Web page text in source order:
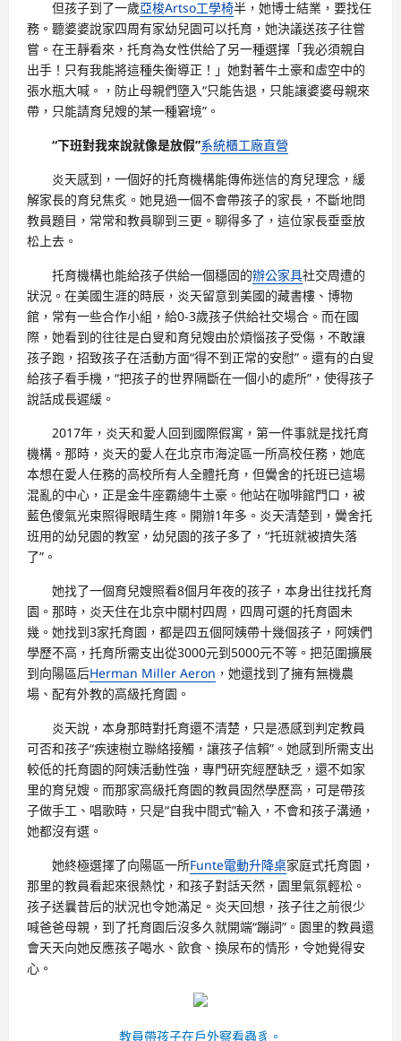
但孩子到了一歲亞梭Artso工學椅半，她博士結業，要找任
務。聽婆婆說家四周有家幼兒園可以托育，她決議送孩子往嘗
嘗。在王靜看來，托育為女性供給了另一種選擇「我必須親自
出手！只有我能將這種失衡導正！」她對著牛土豪和虛空中的
張水瓶大喊。，防止母親們墮入“只能告退，只能讓婆婆母親來
帶，只能請育兒嫂的某一種窘境”。
“下班對我來說就像是放假”系統櫃工廠直營
炎天感到，一個好的托育機構能傳佈迷信的育兒理念，緩
解家長的育兒焦炙。她見過一個不會帶孩子的家長，不斷地問
教員題目，常常和教員聊到三更。聊得多了，這位家長垂垂放
松上去。
托育機構也能給孩子供給一個穩固的辦公家具社交周遭的
狀況。在美國生涯的時辰，炎天留意到美國的藏書樓、博物
館，常有一些合作小組，給0-3歲孩子供給社交場合。而在國
際，她看到的往往是白叟和育兒嫂由於煩惱孩子受傷，不敢讓
孩子跑，招致孩子在活動方面“得不到正常的安慰”。還有的白叟
給孩子看手機，“把孩子的世界隔斷在一個小的處所”，使得孩子
說話成長遲緩。
2017年，炎天和愛人回到國際假寓，第一件事就是找托育
機構。那時，炎天的愛人在北京市海淀區一所高校任務，她底
本想在愛人任務的高校所有人全體托育，但黌舍的托班已這場
混亂的中心，正是金牛座霸總牛土豪。他站在咖啡館門口，被
藍色傻氣光束照得眼睛生疼。開辦1年多。炎天清楚到，黌舍托
班用的幼兒園的教室，幼兒園的孩子多了，“托班就被擠失落
了”。
她找了一個育兒嫂照看8個月年夜的孩子，本身出往找托育
園。那時，炎天住在北京中關村四周，四周可選的托育園未
幾。她找到3家托育園，都是四五個阿姨帶十幾個孩子，阿姨們
學歷不高，托育所需支出從3000元到5000元不等。把范圍擴展
到向陽區后Herman Miller Aeron ，她還找到了擁有無機農
場、配有外教的高級托育園。
炎天說，本身那時對托育還不清楚，只是憑感到判定教員
可否和孩子“疾速樹立聯絡接觸，讓孩子信賴”。她感到所需支出
較低的托育園的阿姨活動性強，專門研究經歷缺乏，還不如家
里的育兒嫂。而那家高級托育園的教員固然學歷高，可是帶孩
子做手工、唱歌時，只是“自我中間式”輸入，不會和孩子溝通，
她都沒有選。
她終極選擇了向陽區一所Funte電動升降桌家庭式托育園，
那里的教員看起來很熱忱，和孩子對話天然，園里氣氛輕松。
孩子送曩昔后的狀況也令她滿足。炎天回想，孩子往之前很少
喊爸爸母親，到了托育園后沒多久就開端“蹦詞”。園里的教員還
會天天向她反應孩子喝水、飲食、換尿布的情形，令她覺得安
心。
教員帶孩子在戶外察看蟲豸。